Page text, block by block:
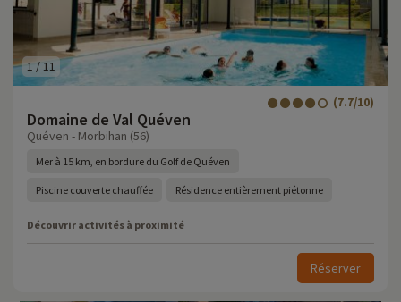
1/11
Domaine de Val Quéven
(7.7/10)
Quéven - Morbihan (56)
Mer à 15 km, en bordure du Golf de Quéven
Piscine couverte chauffée Résidence entièrement piétonne
Découvrir activités à proximité
Réserver